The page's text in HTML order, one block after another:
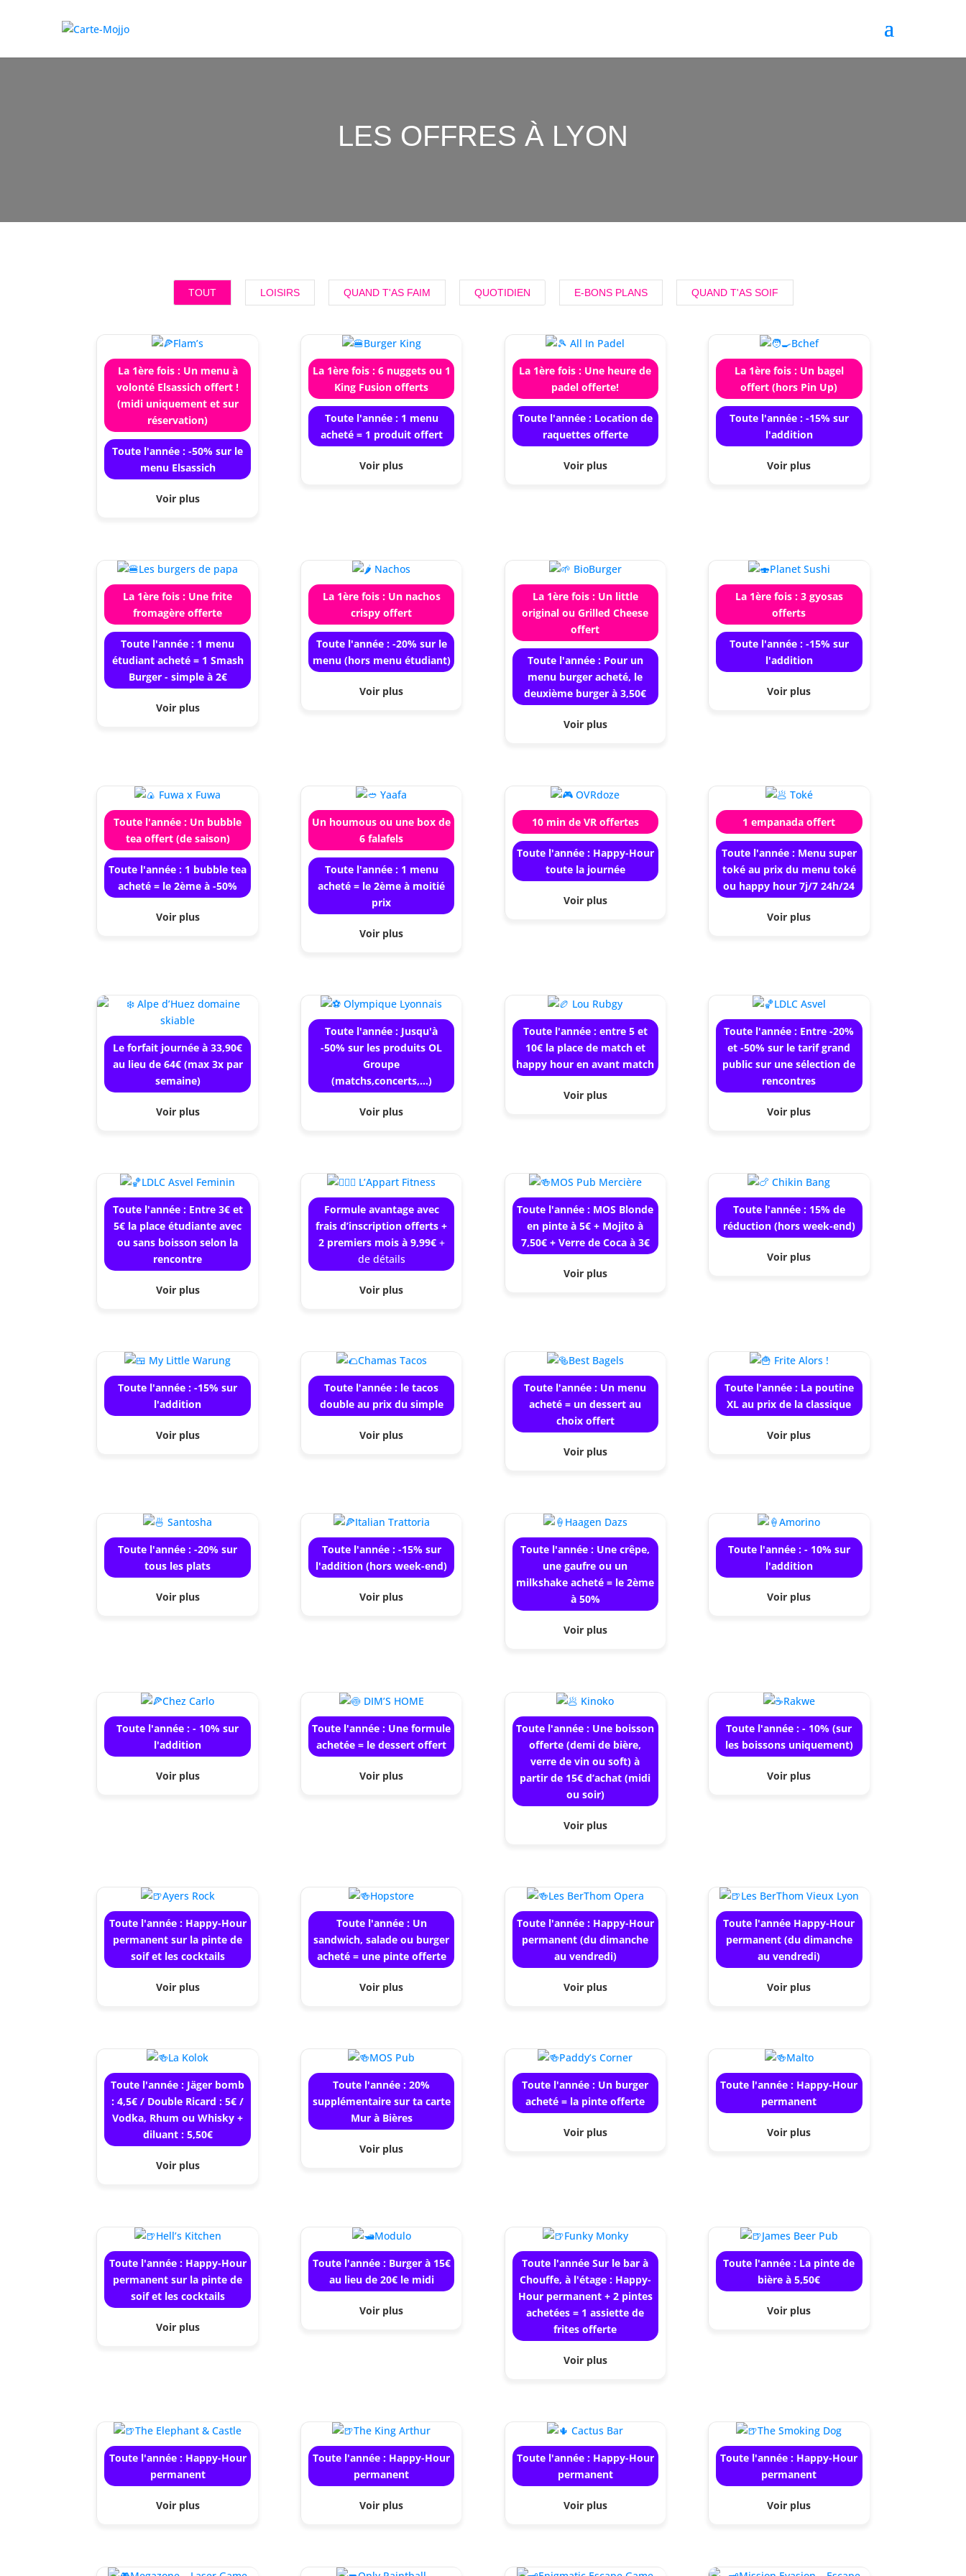
LES OFFRES À LYON
TOUT E-BONS PLANS
LOISIRS QUAND T'AS FAIM QUAND T'AS SOIF
QUOTIDIEN
La 1ère fois : Un menu à
volonté Elsassich offert !
(midi uniquement et sur
réservation)
Toute l'année : -50% sur le
menu Elsassich
Voir plus
La 1ère fois : 6 nuggets ou 1
King Fusion offerts
Toute l'année : 1 menu
acheté = 1 produit offert
Voir plus
La 1ère fois : Une heure de
padel offerte!
Toute l'année : Location de
raquettes offerte
Voir plus
La 1ère fois : Un bagel
offert (hors Pin Up)
Toute l'année : -15% sur
l'addition
Voir plus
La 1ère fois : Une frite
fromagère offerte
Toute l'année : 1 menu
étudiant acheté = 1 Smash
Burger - simple à 2€
Voir plus
La 1ère fois : Un nachos
crispy offert
Toute l'année : -20% sur le
menu (hors menu étudiant)
Voir plus
La 1ère fois : Un little
original ou Grilled Cheese
offert
Toute l'année : Pour un
menu burger acheté, le
deuxième burger à 3,50€
Voir plus
La 1ère fois : 3 gyosas
offerts
Toute l'année : -15% sur
l'addition
Voir plus
Toute l'année : Un bubble
tea offert (de saison)
Toute l'année : 1 bubble tea
acheté = le 2ème à -50%
Voir plus
Un houmous ou une box de
6 falafels
Toute l'année : 1 menu
acheté = le 2ème à moitié
prix
Voir plus
10 min de VR offertes
Toute l'année : Happy-Hour
toute la journée
Voir plus
1 empanada offert
Toute l'année : Menu super
toké au prix du menu toké
ou happy hour 7j/7 24h/24
Voir plus
Le forfait journée à 33,90€
au lieu de 64€ (max 3x par
semaine)
Voir plus
Toute l'année : Jusqu'à
-50% sur les produits OL
Groupe
(matchs,concerts,...)
Voir plus
Toute l'année : entre 5 et
10€ la place de match et
happy hour en avant match
Voir plus
Toute l'année : Entre -20%
et -50% sur le tarif grand
public sur une sélection de
rencontres
Voir plus
Toute l'année : Entre 3€ et
5€ la place étudiante avec
ou sans boisson selon la
rencontre
Voir plus
Formule avantage avec
frais d’inscription offerts +
2 premiers mois à 9,99€ +
de détails
Voir plus
Toute l'année : MOS Blonde
en pinte à 5€ + Mojito à
7,50€ + Verre de Coca à 3€
Voir plus
Toute l'année : 15% de
réduction (hors week-end)
Voir plus
Toute l'année : -15% sur
l'addition
Voir plus
Toute l'année : le tacos
double au prix du simple
Voir plus
Toute l'année : Un menu
acheté = un dessert au
choix offert
Voir plus
Toute l'année : La poutine
XL au prix de la classique
Voir plus
Toute l'année : -20% sur
tous les plats
Voir plus
Toute l'année : -15% sur
l'addition (hors week-end)
Voir plus
Toute l'année : Une crêpe,
une gaufre ou un
milkshake acheté = le 2ème
à 50%
Voir plus
Toute l'année : - 10% sur
l'addition
Voir plus
Toute l'année : - 10% sur
l'addition
Voir plus
Toute l'année : Une formule
achetée = le dessert offert
Voir plus
Toute l'année : Une boisson
offerte (demi de bière,
verre de vin ou soft) à
partir de 15€ d’achat (midi
ou soir)
Voir plus
Toute l'année : - 10% (sur
les boissons uniquement)
Voir plus
Toute l'année : Happy-Hour
permanent sur la pinte de
soif et les cocktails
Voir plus
Toute l'année : Un
sandwich, salade ou burger
acheté = une pinte offerte
Voir plus
Toute l'année : Happy-Hour
permanent (du dimanche
au vendredi)
Voir plus
Toute l'année Happy-Hour
permanent (du dimanche
au vendredi)
Voir plus
Toute l'année : Jäger bomb
: 4,5€ / Double Ricard : 5€ /
Vodka, Rhum ou Whisky +
diluant : 5,50€
Voir plus
Toute l'année : 20%
supplémentaire sur ta carte
Mur à Bières
Voir plus
Toute l'année : Un burger
acheté = la pinte offerte
Voir plus
Toute l'année : Happy-Hour
permanent
Voir plus
Toute l'année : Happy-Hour
permanent sur la pinte de
soif et les cocktails
Voir plus
Toute l'année : Burger à 15€
au lieu de 20€ le midi
Voir plus
Toute l'année Sur le bar à
Chouffe, à l'étage : Happy-
Hour permanent + 2 pintes
achetées = 1 assiette de
frites offerte
Voir plus
Toute l'année : La pinte de
bière à 5,50€
Voir plus
Toute l'année : Happy-Hour
permanent
Voir plus
Toute l'année : Happy-Hour
permanent
Voir plus
Toute l'année : Happy-Hour
permanent
Voir plus
Toute l'année : Happy-Hour
permanent
Voir plus